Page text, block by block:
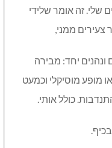
שלי. זה אומר שלידי
צעירים ממני,
ונהנים יחד: מבירה
מוסיקלי וכמעט
כולל אותי.